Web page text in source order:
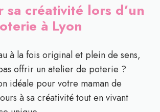
sa créativité lors d’un
à Lyon
à la fois original et plein de sens,
offrir un atelier de poterie ?
idéale pour votre maman de
à sa créativité tout en vivant